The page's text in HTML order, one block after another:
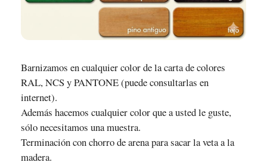
Barnizamos en cualquier color de la carta de colores
RAL, NCS y PANTONE (puede consultarlas en
internet).
Además hacemos cualquier color que a usted le guste,
sólo necesitamos una muestra.
Terminación con chorro de arena para sacar la veta a la
madera.